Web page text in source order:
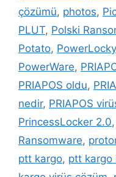
çözümü, photos,
PLUT, Polski
Potato, PowerLocky
PowerWare,
PRIAPOS oldu,
nedir, PRIAPOS
PrincessLocker 2.0,
Ransomware,
ptt kargo, ptt kargo